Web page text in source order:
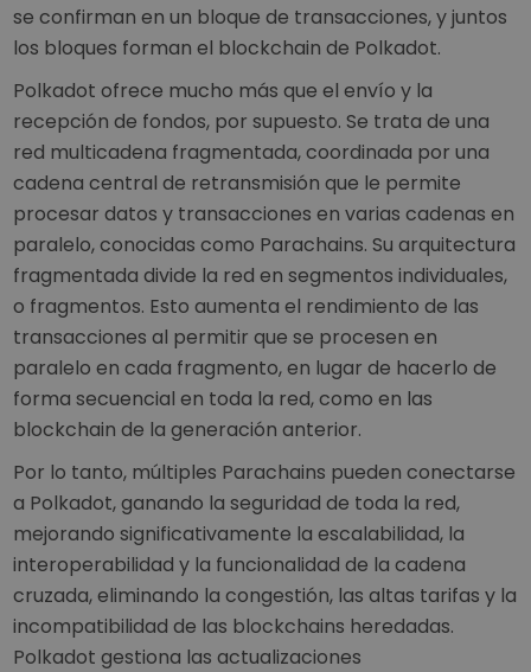
se confirman en un bloque de transacciones, y juntos
los bloques forman el blockchain de Polkadot.
Polkadot ofrece mucho más que el envío y la
recepción de fondos, por supuesto. Se trata de una
red multicadena fragmentada, coordinada por una
cadena central de retransmisión que le permite
procesar datos y transacciones en varias cadenas en
paralelo, conocidas como Parachains. Su arquitectura
fragmentada divide la red en segmentos individuales,
o fragmentos. Esto aumenta el rendimiento de las
transacciones al permitir que se procesen en
paralelo en cada fragmento, en lugar de hacerlo de
forma secuencial en toda la red, como en las
blockchain de la generación anterior.
Por lo tanto, múltiples Parachains pueden conectarse
a Polkadot, ganando la seguridad de toda la red,
mejorando significativamente la escalabilidad, la
interoperabilidad y la funcionalidad de la cadena
cruzada, eliminando la congestión, las altas tarifas y la
incompatibilidad de las blockchains heredadas.
Polkadot gestiona las actualizaciones